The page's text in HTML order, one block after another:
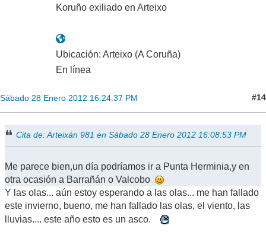
Koruño exiliado en Arteixo
Ubicación: Arteixo (A Coruña)
En línea
Sábado 28 Enero 2012 16:24:37 PM #14
Cita de: Arteixán 981 en Sábado 28 Enero 2012 16:08:53 PM
Me parece bien,un día podríamos ir a Punta Herminia,y en
otra ocasión a Barrañán o Valcobo
Y las olas... aún estoy esperando a las olas... me han fallado
este invierno, bueno, me han fallado las olas, el viento, las
lluvias.... este año esto es un asco.